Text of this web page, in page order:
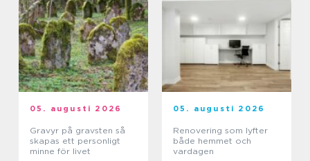
05. augusti 2026
Gravyr på gravsten så
skapas ett personligt
minne för livet
05. augusti 2026
Renovering som lyfter
både hemmet och
vardagen